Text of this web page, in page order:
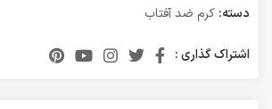
دسته: کرم ضد آفتاب
اشتراک گذاری :